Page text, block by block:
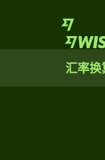
汇率换